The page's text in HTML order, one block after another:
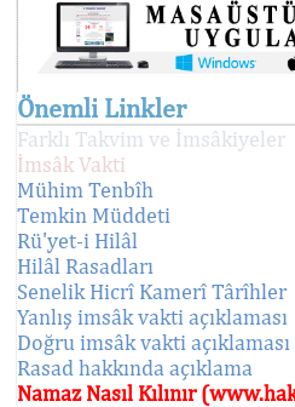
Önemli Linkler
Farklı Takvim ve İmsâkiyeler
İmsâk Vakti
Mühim Tenbîh
Temkin Müddeti
Rü'yet-i Hilâl
Hilâl Rasadları
Senelik Hicrî Kamerî Târîhler
Yanlış imsâk vakti açıklaması
Doğru imsâk vakti açıklaması
Rasad hakkında açıklama
Namaz Nasıl Kılınır